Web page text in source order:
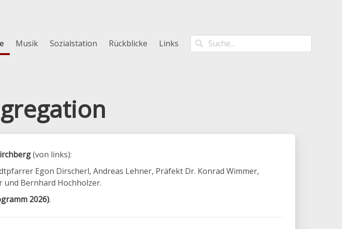
Musik Sozialstation Rückblicke Links
(von links):
Egon Dirscherl, Andreas Lehner, Präfekt Dr. Konrad Wimmer,
und Bernhard Hochholzer.
2026).